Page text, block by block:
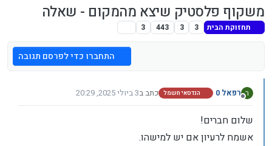
משקוף פלסטיק שיצא מהמקום - שאלה
תחזוקת הבית 3
3
443
3
התחברו כדי לפרסם תגובה
ר
מנותק
רפאל 0 הנדסאי חשמל כתב ב3 ביולי 2025, 20:29
נערך לאחרונה על ידי רפאל 0
שלום חברים!
אשמח לרעיון אם יש למישהו.